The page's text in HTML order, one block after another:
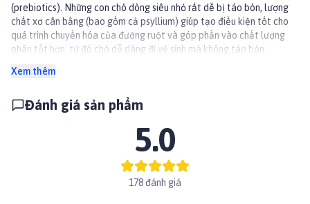
(prebiotics). Những con chó dòng siêu nhỏ rất dễ bị táo bón, lượng
chất xơ cân bằng (bao gồm cả psyllium) giúp tạo điều kiện tốt cho
quá trình chuyển hóa của đường ruột và góp phần vào chất lượng
phân tốt hơn, từ đó chó dễ dàng đi vệ sinh mà không táo bón.
Đáp ứng nhu cầu bổ sung năng lượng rất cao của giống chó siêu nhỏ
Giúp giảm thiểu sự hình thành cao răng
Thịt gà, gạo, mỡ gà, protein động vật thủy phân, lúa mạch, protein
thực vật thủy phân, dầu thực vật, bột củ cải đường, khoáng chất,
chất xơ thực vật, fructooligosaccharides (FOS), men bia, dầu cá,
Xem thêm
Đánh giá sản phẩm
5.0
178 đánh giá